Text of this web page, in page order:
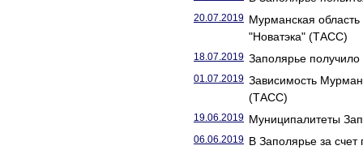
20.07.2019 Мурманская область
"Новатэка" (ТАСС)
18.07.2019 Заполярье
01.07.2019 Зависимость
(ТАСС)
19.06.2019 Муниципалитеты
06.06.2019 В Заполярье за